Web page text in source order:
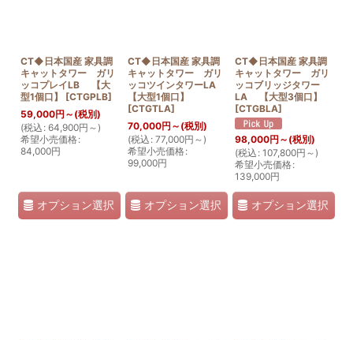
CT◆日本国産 家具調
キャットタワー ガリ
ッコプレイLB 【大
型1個口】
[CTGPLB]
59,000円 ～ (税別)
(税込 : 64,900円 ～)
希望小売価格:
84,000円
オプション選択
CT◆日本国産 家具調
キャットタワー ガリ
ッコツインタワーLA
【大型1個口】
[CTGTLA]
70,000円 ～ (税別)
(税込 : 77,000円 ～)
希望小売価格:
99,000円
オプション選択
CT◆日本国産 家具調
キャットタワー ガリ
ッコブリッジタワー
LA 【大型3個口】
[CTGBLA]
98,000円 ～ (税別)
(税込 : 107,800円 ～)
希望小売価格:
139,000円
オプション選択